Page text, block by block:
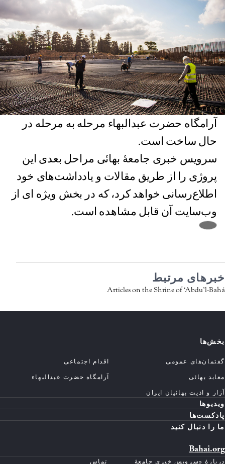
آرامگاه حضرت عبدالبهاء مرحله به مرحله در
حال ساخت است.
سرویس خبری جامعهٔ بهائی مراحل بعدی این
پروژی را از طریق مقالات و یادداشت‌های خود
اطلاع‌رسانی خواهد کرد، که در بخش ویژه ای از
وب‌سایت آن قابل مشاهده است.
خبرهای مرتبط
Articles on the Shrine of ‘Abdu’l-Bahá
بخش‌ها
گفتمان‌های عمومی
اقدام اجتماعی
معابد بهائی
آرامگاه حضرت عبدالبهاء
آزار و اذیت بهائیان ایران
ویدیوها
پادکست‌ها
ما را دنبال کنید
Bahai.org
دربارهٔ «سرویس خبری جامعهٔ تماس